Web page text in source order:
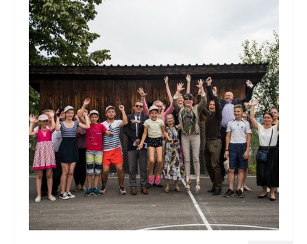
Program energetske efikasnosti u stambenom
sektoru